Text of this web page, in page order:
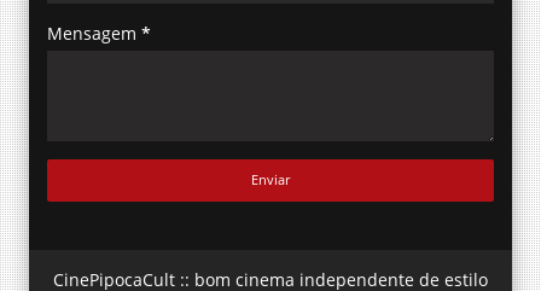
Mensagem *
CinePipocaCult :: bom cinema independente de estilo